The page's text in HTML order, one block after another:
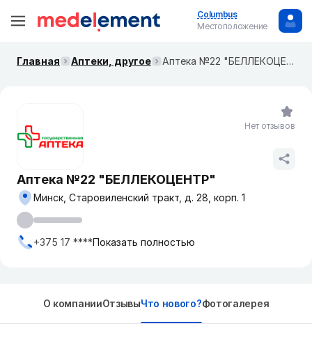
Columbus
Местоположение
Главная Аптеки, другое Аптека №22 "БЕЛЛЕКОЦЕНТР"
Аптека №22 "БЕЛЛЕКОЦЕНТР"
Минск, Старовиленский тракт, д. 28, корп. 1
+375 17 ****Показать полностью
Нет отзывов
О компанииОтзывыЧто нового?Фотогалерея